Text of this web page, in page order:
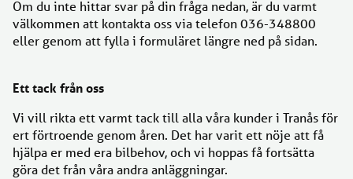
Om du inte hittar svar på din fråga nedan, är du varmt
välkommen att kontakta oss via telefon 036-348800
eller genom att fylla i formuläret längre ned på sidan.
Ett tack från oss
Vi vill rikta ett varmt tack till alla våra kunder i Tranås för
ert förtroende genom åren. Det har varit ett nöje att få
hjälpa er med era bilbehov, och vi hoppas få fortsätta
göra det från våra andra anläggningar.